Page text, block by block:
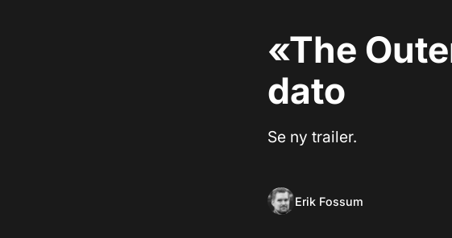
«The
dato
Se ny trailer.
Erik Fossum